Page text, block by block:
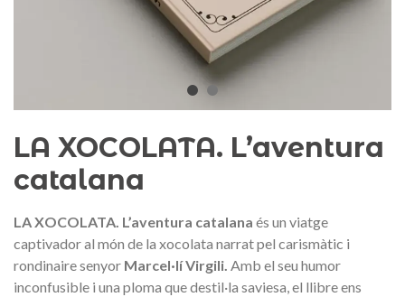
LA XOCOLATA. L’aventura
catalana
LA XOCOLATA. L’aventura catalana és un viatge
captivador al món de la xocolata narrat pel carismàtic i
rondinaire senyor Marcel·lí Virgili. Amb el seu humor
inconfusible i una ploma que destil·la saviesa, el llibre ens
NOVETAT